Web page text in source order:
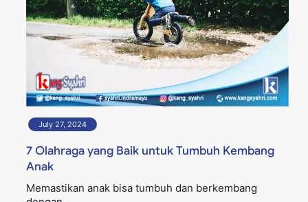
July 27, 2024
7 Olahraga yang Baik untuk Tumbuh Kembang
Anak
Memastikan anak bisa tumbuh dan berkembang